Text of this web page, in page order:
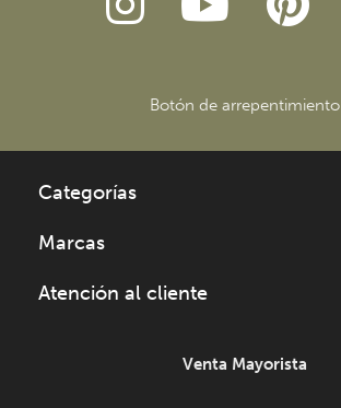
Botón de arrepentimiento
Categorías
Marcas
Atención al cliente
Venta Mayorista